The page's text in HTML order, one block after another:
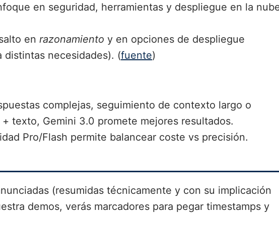
en seguridad, herramientas y despliegue en la
en razonamiento y en opciones de despliegue
distintas necesidades). (fuente)
complejas, seguimiento de contexto largo o
texto, Gemini 3.0 promete mejores resultados.
Pro/Flash permite balancear coste vs precisión.
(resumidas técnicamente y con su implicación
demos, verás marcadores para pegar timestamps y